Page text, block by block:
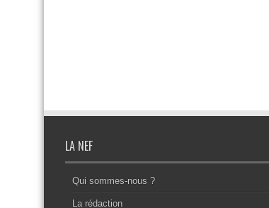
LA NEF
Qui sommes-nous ?
La rédaction